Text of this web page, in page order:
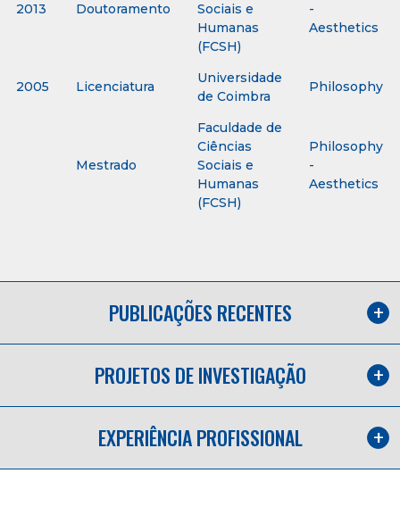
2013 Doutoramento
Sociais e
Humanas
(FCSH)
-
Aesthetics
2005 Licenciatura
Universidade
de Coimbra
Philosophy
Mestrado
Faculdade de
Ciências
Sociais e
Humanas
(FCSH)
Philosophy
-
Aesthetics
PUBLICAÇÕES RECENTES
PROJETOS DE INVESTIGAÇÃO
EXPERIÊNCIA PROFISSIONAL